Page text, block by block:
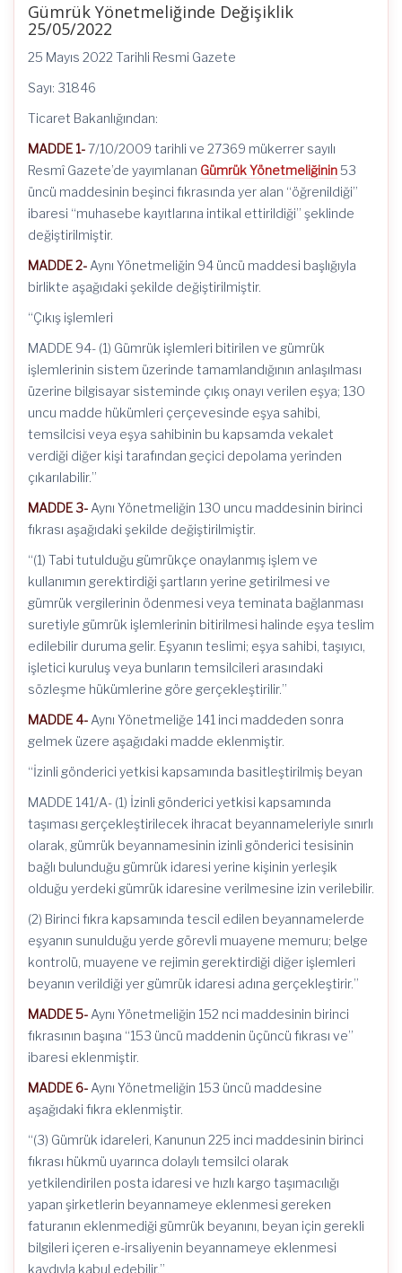
Gümrük Yönetmeliğinde Değişiklik
25/05/2022
25 Mayıs 2022 Tarihli Resmi Gazete
Sayı: 31846
Ticaret Bakanlığından:
MADDE 1-7/10/2009 tarihli ve 27369 mükerrer sayılı
Resmî Gazete’de yayımlanan Gümrük Yönetmeliğinin53
üncü maddesinin beşinci fıkrasında yer alan “öğrenildiği”
ibaresi “muhasebe kayıtlarına intikal ettirildiği” şeklinde
değiştirilmiştir.
MADDE 2- Aynı Yönetmeliğin 94 üncü maddesi başlığıyla
birlikte aşağıdaki şekilde değiştirilmiştir.
“Çıkış işlemleri
MADDE 94- (1) Gümrük işlemleri bitirilen ve gümrük
işlemlerinin sistem üzerinde tamamlandığının anlaşılması
üzerine bilgisayar sisteminde çıkış onayı verilen eşya; 130
uncu madde hükümleri çerçevesinde eşya sahibi,
temsilcisi veya eşya sahibinin bu kapsamda vekalet
verdiği diğer kişi tarafından geçici depolama yerinden
çıkarılabilir.”
MADDE 3- Aynı Yönetmeliğin 130 uncu maddesinin birinci
fıkrası aşağıdaki şekilde değiştirilmiştir.
“(1) Tabi tutulduğu gümrükçe onaylanmış işlem ve
kullanımın gerektirdiği şartların yerine getirilmesi ve
gümrük vergilerinin ödenmesi veya teminata bağlanması
suretiyle gümrük işlemlerinin bitirilmesi halinde eşya teslim
edilebilir duruma gelir. Eşyanın teslimi; eşya sahibi, taşıyıcı,
işletici kuruluş veya bunların temsilcileri arasındaki
sözleşme hükümlerine göre gerçekleştirilir.”
MADDE 4- Aynı Yönetmeliğe 141 inci maddeden sonra
gelmek üzere aşağıdaki madde eklenmiştir.
“İzinli gönderici yetkisi kapsamında basitleştirilmiş beyan
MADDE 141/A- (1) İzinli gönderici yetkisi kapsamında
taşıması gerçekleştirilecek ihracat beyannameleriyle sınırlı
olarak, gümrük beyannamesinin izinli gönderici tesisinin
bağlı bulunduğu gümrük idaresi yerine kişinin yerleşik
olduğu yerdeki gümrük idaresine verilmesine izin verilebilir.
(2) Birinci fıkra kapsamında tescil edilen beyannamelerde
eşyanın sunulduğu yerde görevli muayene memuru; belge
kontrolü, muayene ve rejimin gerektirdiği diğer işlemleri
beyanın verildiği yer gümrük idaresi adına gerçekleştirir.”
MADDE 5- Aynı Yönetmeliğin 152 nci maddesinin birinci
fıkrasının başına “153 üncü maddenin üçüncü fıkrası ve”
ibaresi eklenmiştir.
MADDE 6- Aynı Yönetmeliğin 153 üncü maddesine
aşağıdaki fıkra eklenmiştir.
“(3) Gümrük idareleri, Kanunun 225 inci maddesinin birinci
fıkrası hükmü uyarınca dolaylı temsilci olarak
yetkilendirilen posta idaresi ve hızlı kargo taşımacılığı
yapan şirketlerin beyannameye eklenmesi gereken
faturanın eklenmediği gümrük beyanını, beyan için gerekli
bilgileri içeren e-irsaliyenin beyannameye eklenmesi
kaydıyla kabul edebilir.”